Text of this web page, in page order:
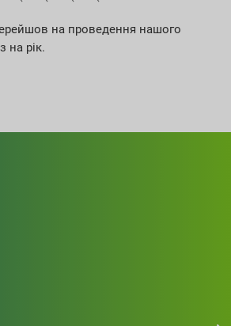
на проведення нашого
на рік.